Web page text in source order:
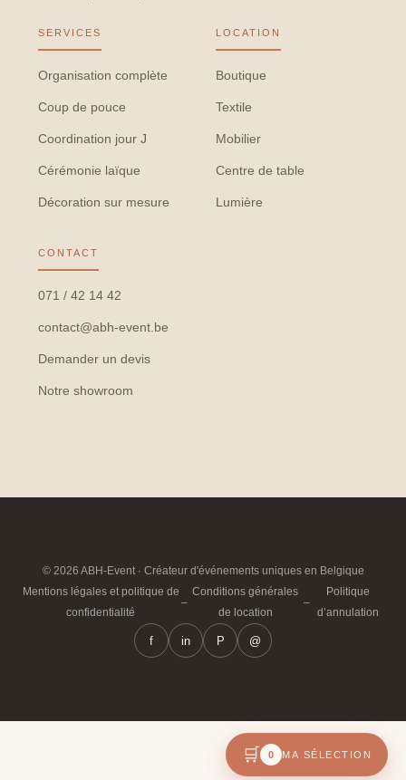
SERVICES
Organisation complète
Coup de pouce
Coordination jour J
Cérémonie laïque
Décoration sur mesure
LOCATION
Boutique
Textile
Mobilier
Centre de table
Lumière
CONTACT
071 / 42 14 42
contact@abh-event.be
Demander un devis
Notre showroom
© 2026 ABH-Event · Créateur d'événements uniques en Belgique
Mentions légales et politique de
confidentialité
–
Conditions générales
de location
–
Politique
d’annulation
f in P @
🛒 0 MA SÉLECTION